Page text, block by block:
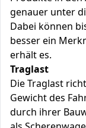
genauer unter
Dabei können
besser ein
erhält es.
Traglast
Die Traglast
Gewicht des
durch ihrer